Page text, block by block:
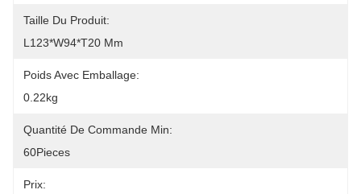
Taille Du Produit:
L123*W94*T20 Mm
Poids Avec Emballage:
0.22kg
Quantité De Commande Min:
60Pieces
Prix: